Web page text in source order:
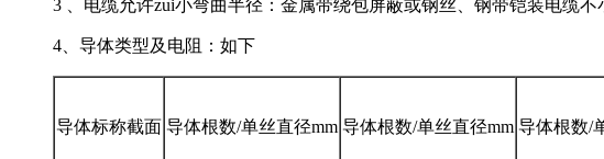
3 、电缆允许zui小弯曲半径：金属带绕包屏蔽或钢丝、钢带铠装电
4、导体类型及电阻：如下
导体标称截面 导体根数/单丝直径mm 导体根数/单丝直径mm 导体根数/